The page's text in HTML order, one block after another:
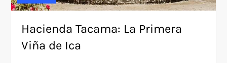
Hacienda Tacama: La Primera
Viña de Ica